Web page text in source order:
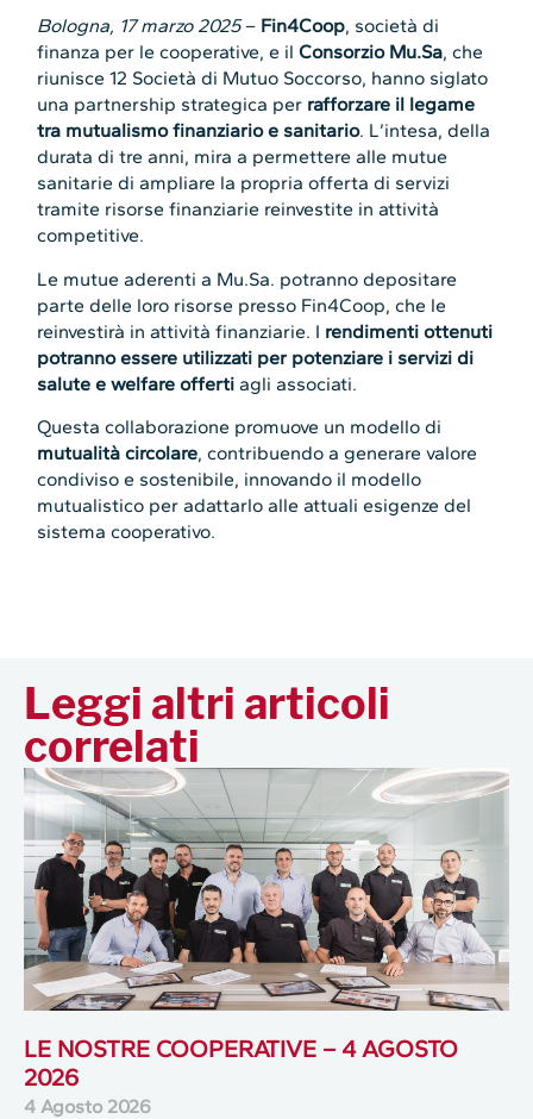
Bologna, 17 marzo 2025– Fin4Coop, società di
finanza per le cooperative, e ilConsorzio Mu.Sa, che
riunisce 12 Società di Mutuo Soccorso, hanno siglato
una partnership strategica per rafforzare il legame
tra mutualismo finanziario e sanitario. L’intesa, della
durata di tre anni, mira a permettere alle mutue
sanitarie di ampliare la propria offerta di servizi
tramite risorse finanziarie reinvestite in attività
competitive.
Le mutue aderenti a Mu.Sa. potranno depositare
parte delle loro risorse presso Fin4Coop, che le
reinvestirà in attività finanziarie. I rendimenti ottenuti
potranno essere utilizzati per potenziare i servizi di
salute e welfare offerti agli associati.
Questa collaborazione promuove un modello di
mutualità circolare, contribuendo a generare valore
condiviso e sostenibile, innovando il modello
mutualistico per adattarlo alle attuali esigenze del
sistema cooperativo.
Leggi altri articoli
correlati
LE NOSTRE COOPERATIVE – 4 AGOSTO
2026
4 Agosto 2026